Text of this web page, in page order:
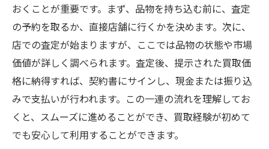
実績が示す専門性と信頼
地域に根ざしたサービスの重要性
高価買取を実現するために押さえておくべき最
新の市場動向
最新の市場トレンドを押さえる
高価買取に繋がる市場調査方法
プロが教える市場の見極め方
おくことが重要です。まず、品物を持ち込む前に、査定
の予約を取るか、直接店舗に行くかを決めます。次に、
店での査定が始まりますが、ここでは品物の状態や市場
価値が詳しく調べられます。査定後、提示された買取価
格に納得すれば、契約書にサインし、現金または振り込
みで支払いが行われます。この一連の流れを理解してお
くと、スムーズに進めることができ、買取経験が初めて
でも安心して利用することができます。